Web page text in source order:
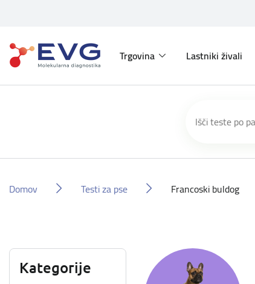
Trgovina Lastniki živali
Domov Testi za pse Francoski buldog
Kategorije